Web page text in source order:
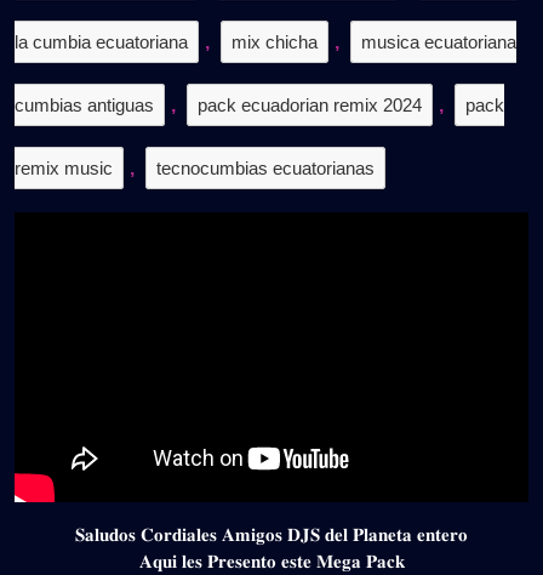
la cumbia ecuatoriana , mix chicha , musica ecuatoriana
cumbias antiguas , pack ecuadorian remix 2024 , pack
remix music , tecnocumbias ecuatorianas
𝐒𝐚𝐥𝐮𝐝𝐨𝐬 𝐂𝐨𝐫𝐝𝐢𝐚𝐥𝐞𝐬 𝐀𝐦𝐢𝐠𝐨𝐬 𝐃𝐉𝐒 𝐝𝐞𝐥 𝐏𝐥𝐚𝐧𝐞𝐭𝐚 𝐞𝐧𝐭𝐞𝐫𝐨
𝐀𝐪𝐮𝐢 𝐥𝐞𝐬 𝐏𝐫𝐞𝐬𝐞𝐧𝐭𝐨 𝐞𝐬𝐭𝐞 𝐌𝐞𝐠𝐚 𝐏𝐚𝐜𝐤